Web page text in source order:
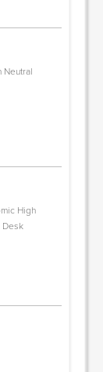
Neutral
High
Desk